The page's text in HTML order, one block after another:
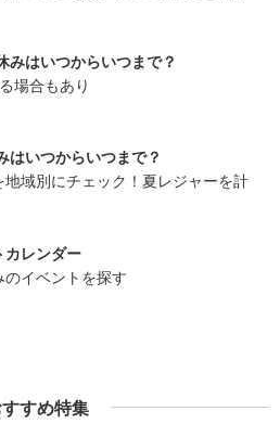
みはいつからいつまで？
場合もあり
はいつからいつまで？
域別にチェック！夏レジャーを計
カレンダー
のイベントを探す
すめ特集